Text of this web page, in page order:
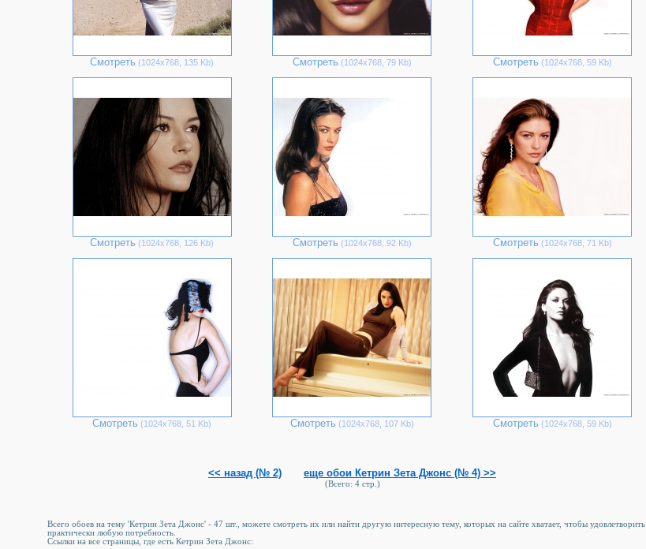
Смотреть (1024х768, 135 Kb) Смотреть (1024х768, 79 Kb) Смотреть (1024х768, 59 Kb)
Смотреть (1024х768, 126 Kb) Смотреть (1024х768, 92 Kb) Смотреть (1024х768, 71 Kb)
Смотреть (1024х768, 51 Kb) Смотреть (1024х768, 107 Kb) Смотреть (1024х768, 59 Kb)
<< назад (№ 2) еще обои Кетрин Зета Джонс (№ 4) >>
(Всего: 4 стр.)
Всего обоев на тему 'Кетрин Зета Джонс' - 47 шт., можете смотреть их или найти другую интересную тему, которых на сайте хватает, чтобы удовлетворить
практически любую потребность.
Ссылки на все страницы, где есть Кетрин Зета Джонс: